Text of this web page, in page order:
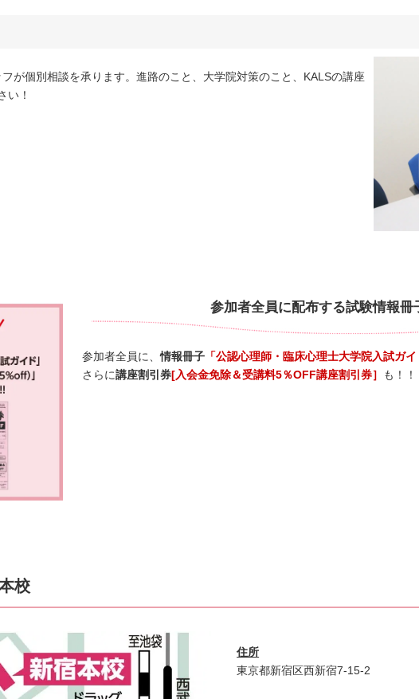
が個別相談を承ります。進路のこと、大学院対策のこと、KALSの講座
い！
参加者全員に配布する試験情報冊
参加者全員に、情報冊子 「公認心理師・臨床心理士大学院入試ガイ
さらに講座割引券[入会金免除＆受講料5％OFF講座割引券］ も！！
校
住所
東京都新宿区西新宿7-15-2